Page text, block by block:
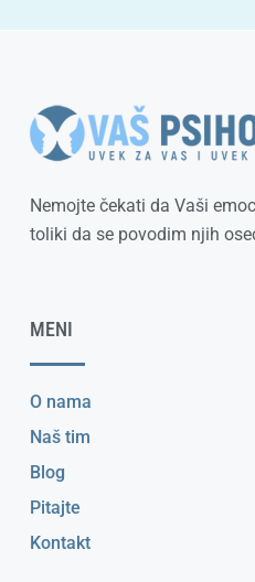
Nemojte čekati da Vaši
toliki da se povodim njih
MENI
O nama
Naš tim
Blog
Pitajte
Kontakt